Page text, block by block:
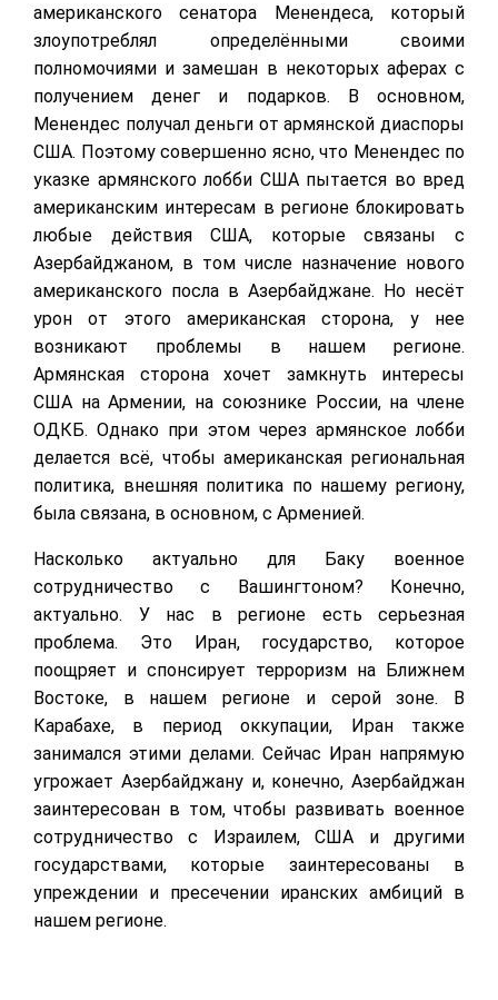
американского сенатора Менендеса, который
злоупотреблял определёнными своими
полномочиями и замешан в некоторых аферах с
получением денег и подарков. В основном,
Менендес получал деньги от армянской диаспоры
США. Поэтому совершенно ясно, что Менендес по
указке армянского лобби США пытается во вред
американским интересам в регионе блокировать
любые действия США, которые связаны с
Азербайджаном, в том числе назначение нового
американского посла в Азербайджане. Но несёт
урон от этого американская сторона, у нее
возникают проблемы в нашем регионе.
Армянская сторона хочет замкнуть интересы
США на Армении, на союзнике России, на члене
ОДКБ. Однако при этом через армянское лобби
делается всё, чтобы американская региональная
политика, внешняя политика по нашему региону,
была связана, в основном, с Арменией.
Насколько актуально для Баку военное
сотрудничество с Вашингтоном? Конечно,
актуально. У нас в регионе есть серьезная
проблема. Это Иран, государство, которое
поощряет и спонсирует терроризм на Ближнем
Востоке, в нашем регионе и серой зоне. В
Карабахе, в период оккупации, Иран также
занимался этими делами. Сейчас Иран напрямую
угрожает Азербайджану и, конечно, Азербайджан
заинтересован в том, чтобы развивать военное
сотрудничество с Израилем, США и другими
государствами, которые заинтересованы в
упреждении и пресечении иранских амбиций в
нашем регионе.